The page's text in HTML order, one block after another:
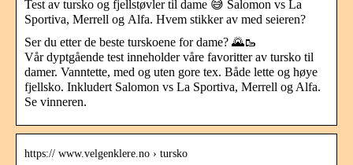
Test av tursko og fjellstøvler til dame 😅 Salomon vs La
Sportiva, Merrell og Alfa. Hvem stikker av med seieren?
Ser du etter de beste turskoene for dame? 🌄🥾
Vår dyptgående test inneholder våre favoritter av tursko til
damer. Vanntette, med og uten gore tex. Både lette og høye
fjellsko. Inkludert Salomon vs La Sportiva, Merrell og Alfa.
Se vinneren.
https:// www.velgenklere.no › tursko